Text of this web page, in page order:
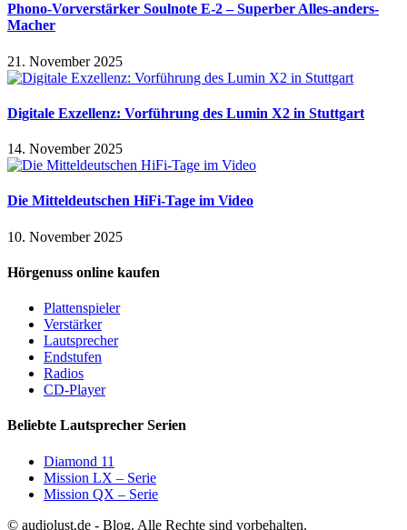
Phono-Vorverstärker Soulnote E-2 – Superber Alles-anders-
Macher
21. November 2025
Digitale Exzellenz: Vorführung des Lumin X2 in Stuttgart
14. November 2025
Die Mitteldeutschen HiFi-Tage im Video
10. November 2025
Hörgenuss online kaufen
Plattenspieler
Verstärker
Lautsprecher
Endstufen
Radios
CD-Player
Beliebte Lautsprecher Serien
Diamond 11
Mission LX – Serie
Mission QX – Serie
© audiolust.de - Blog. Alle Rechte sind vorbehalten.